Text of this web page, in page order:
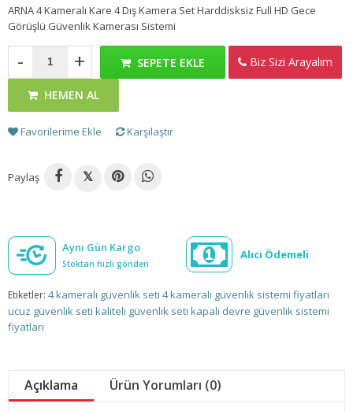
ARNA 4 Kameralı Kare 4 Dış Kamera Set Harddisksiz Full HD Gece
Görüşlü Güvenlik Kamerası Sistemi
- + SEPETE EKLE
HEMEN AL
Favorilerime Ekle Karşılaştır
Biz Sizi Arayalım
Paylaş 𝕏
Aynı Gün Kargo
Stoktan hızlı gönderi
Alıcı Ödemeli
Etiketler: 4 kameralı güvenlik seti 4 kameralı güvenlik sistemi fiyatları
ucuz güvenlik seti kaliteli güvenlik seti kapalı devre güvenlik sistemi
fiyatları
Açıklama Ürün Yorumları (0)